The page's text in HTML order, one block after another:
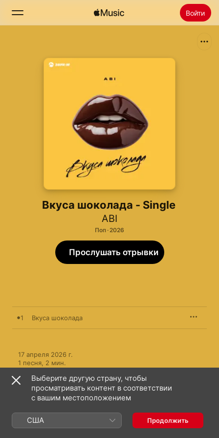
Войти
Главная
Установить Apple Music
Вкуса шоколада - Single
ABI
Поп · 2026
Прослушать отрывки
1 Вкуса шоколада
17 апреля 2026 г.
1 песня, 2 мин.
ABI: еще
Выберите другую страну, чтобы
просматривать контент в соответствии
с вашим местоположением
США Продолжить